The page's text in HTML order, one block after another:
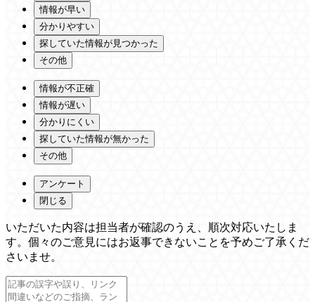
情報が早い
分かりやすい
探していた情報が見つかった
その他
情報が不正確
情報が遅い
分かりにくい
探していた情報が無かった
その他
アンケート
閉じる
いただいた内容は担当者が確認のうえ、順次対応いたしま
す。個々のご意見にはお返事できないことを予めご了承くだ
さいませ。